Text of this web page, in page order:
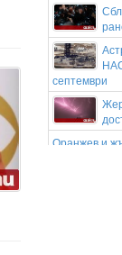
септември
Оранжев и